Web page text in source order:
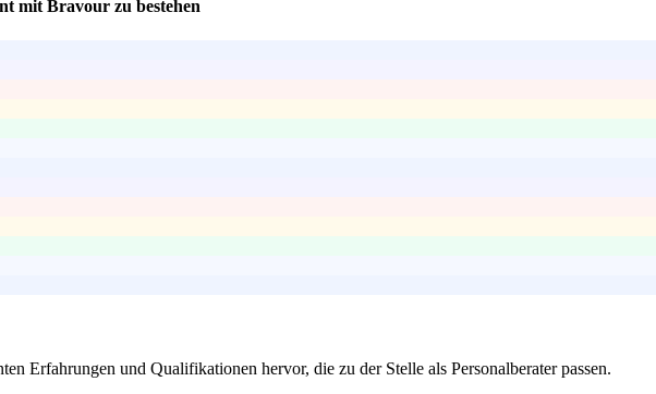
mit Bravour zu bestehen
Erfahrungen und Qualifikationen hervor, die zu der Stelle als Personalberater passen.